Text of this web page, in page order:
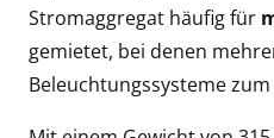
Stromaggregat häufig für
gemietet, bei denen
Beleuchtungssysteme